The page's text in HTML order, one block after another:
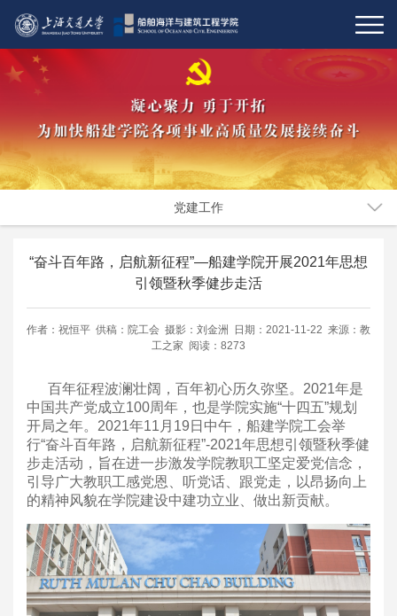
党建工作
“奋斗百年路，启航新征程”—船建学院开展2021年思想
引领暨秋季健步走活
作者：祝恒平 供稿：院工会 摄影：刘金洲 日期：2021-11-22 来源：教
工之家 阅读：8273
百年征程波澜壮阔，百年初心历久弥坚。2021年是
中国共产党成立100周年，也是学院实施“十四五”规划
开局之年。2021年11月19日中午，船建学院工会举
行“奋斗百年路，启航新征程”-2021年思想引领暨秋季健
步走活动，旨在进一步激发学院教职工坚定爱党信念，
引导广大教职工感党恩、听党话、跟党走，以昂扬向上
的精神风貌在学院建设中建功立业、做出新贡献。